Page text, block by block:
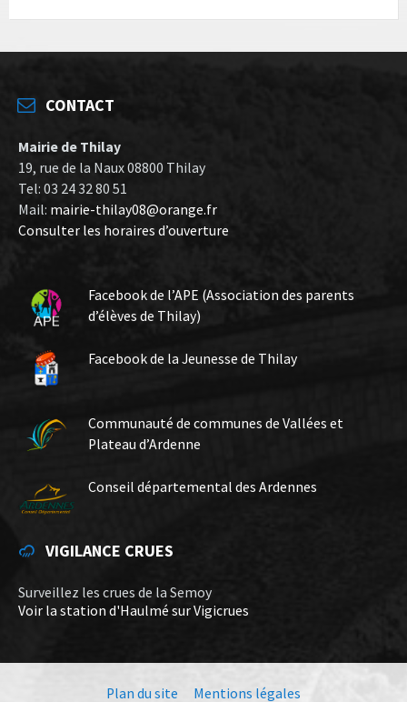
CONTACT
Mairie de Thilay
19, rue de la Naux 08800 Thilay
Tel: 03 24 32 80 51
Mail: mairie-thilay08@orange.fr
Consulter les horaires d’ouverture
Facebook de l’APE (Association des parents
d’élèves de Thilay)
Facebook de la Jeunesse de Thilay
Communauté de communes de Vallées et
Plateau d’Ardenne
Conseil départemental des Ardennes
VIGILANCE CRUES
Surveillez les crues de la Semoy
Voir la station d'Haulmé sur Vigicrues
Plan du site Mentions légales